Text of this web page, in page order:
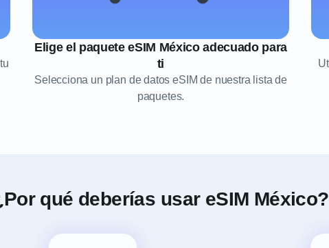
Elige el paquete eSIM México adecuado para
ti
Selecciona un plan de datos eSIM de nuestra lista de
paquetes.
qué deberías usar eSIM México?